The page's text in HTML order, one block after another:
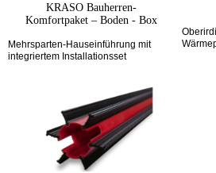
KRASO Bauherren-
Komfortpaket – Boden - Box
Mehrsparten-Hauseinführung mit
integriertem Installationsset